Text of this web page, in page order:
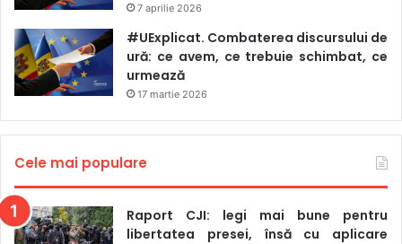
7 aprilie 2026
#UExplicat. Combaterea discursului de
ură: ce avem, ce trebuie schimbat, ce
urmează
17 martie 2026
Cele mai populare
Raport CJI: legi mai bune pentru
libertatea presei, însă cu aplicare